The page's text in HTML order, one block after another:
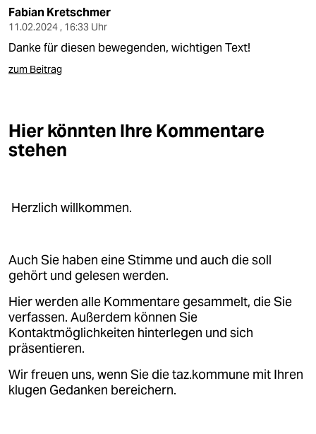
Fabian Kretschmer
11.02.2024 , 16:33 Uhr
Danke für diesen bewegenden, wichtigen Text!
zum Beitrag
Hier könnten Ihre Kommentare
stehen
Herzlich willkommen.
Auch Sie haben eine Stimme und auch die soll
gehört und gelesen werden.
Hier werden alle Kommentare gesammelt, die Sie
verfassen. Außerdem können Sie
Kontaktmöglichkeiten hinterlegen und sich
präsentieren.
Wir freuen uns, wenn Sie die taz.kommune mit Ihren
klugen Gedanken bereichern.